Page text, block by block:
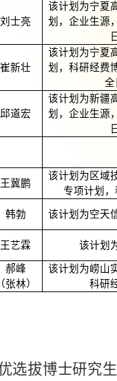
刘士亮
该计划为宁夏
划，企业生源
崔新壮
该计划为宁夏
划，科研经费
全
邱道宏
该计划为新疆
划，企业生源
王冀鹏
该计划为区域
专项计划
韩勃 该计划为空天
王艺霖 该计划
郝峰
（张林）
该计划为崂山
科研
选拔博士研究